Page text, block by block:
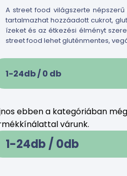
A street food világszerte
tartalmazhat hozzáadott cukrot,
ízeket és az étkezési élményt
street food lehet gluténmentes,
1-24db /0 db
ebben a kategóriában
várunk.
1-24db / 0db